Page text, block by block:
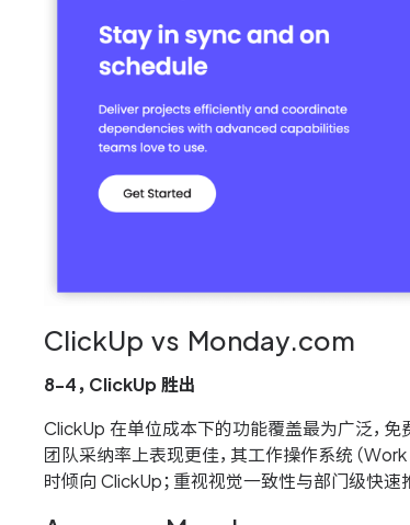
ClickUp vs Monday.com
8-4，ClickUp 胜出
ClickUp 在单位成本下的功能覆盖最为广泛，
团队采纳率上表现更佳，其工作操作系统（
时倾向 ClickUp；重视视觉一致性与部门级快速